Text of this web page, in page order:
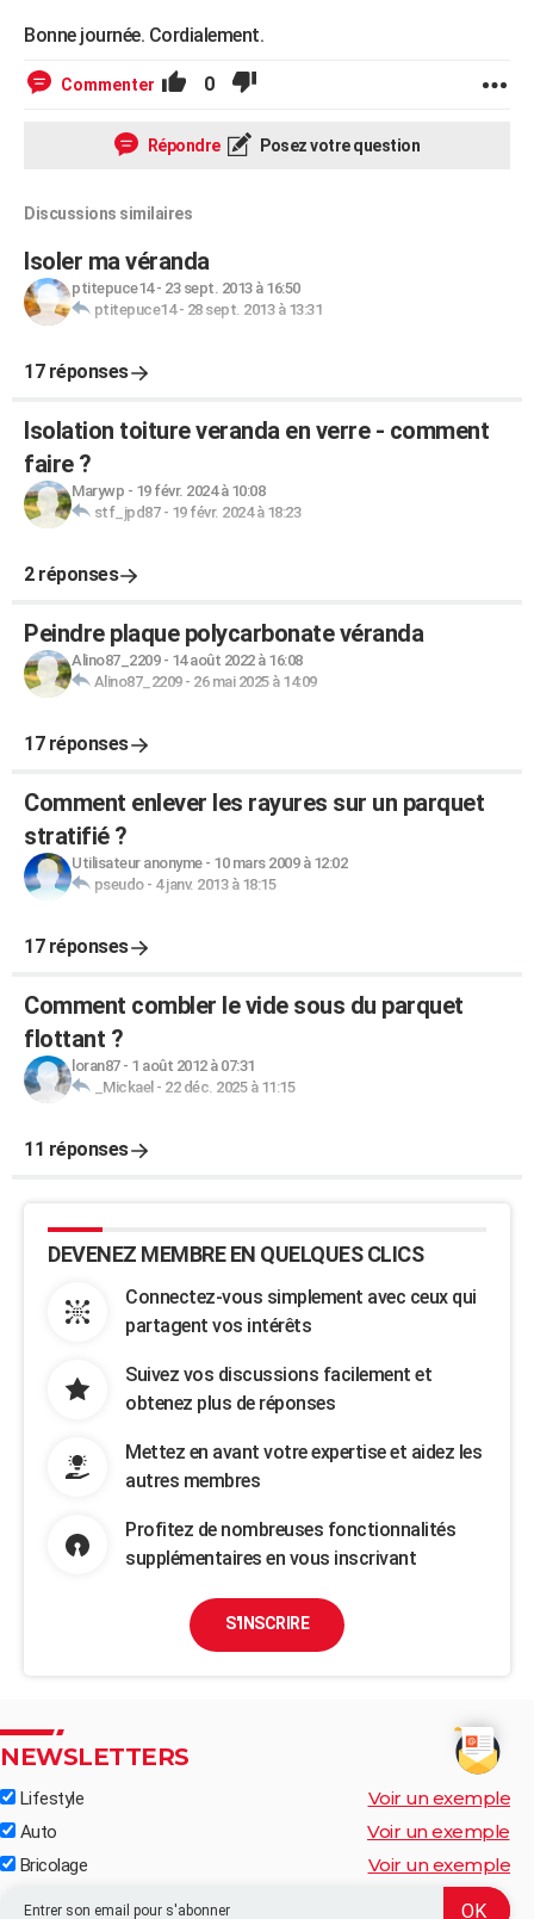
Bonne journée. Cordialement.
Commenter 0
Répondre Posez votre question
Discussions similaires
Isoler ma véranda
ptitepuce14- 23 sept. 2013 à 16:50
ptitepuce14- 28 sept. 2013 à 13:31
17 réponses
Isolation toiture veranda en verre - comment
faire ?
Marywp - 19 févr. 2024 à 10:08
stf_jpd87- 19 févr. 2024 à 18:23
2 réponses
Peindre plaque polycarbonate véranda
Alino87_2209- 14 août 2022 à 16:08
Alino87_2209- 26 mai 2025 à 14:09
17 réponses
Comment enlever les rayures sur un parquet
stratifié ?
Utilisateur anonyme- 10 mars 2009 à 12:02
pseudo- 4 janv. 2013 à 18:15
17 réponses
Comment combler le vide sous du parquet
flottant ?
loran87- 1 août 2012 à 07:31
_Mickael - 22 déc. 2025 à 11:15
11 réponses
DEVENEZ MEMBRE EN QUELQUES CLICS
Connectez-vous simplement avec ceux qui
partagent vos intérêts
Suivez vos discussions facilement et
obtenez plus de réponses
Mettez en avant votre expertise et aidez les
autres membres
Profitez de nombreuses fonctionnalités
supplémentaires en vous inscrivant
S'INSCRIRE
NEWSLETTERS
Lifestyle Voir un exemple
Auto Voir un exemple
Bricolage Voir un exemple